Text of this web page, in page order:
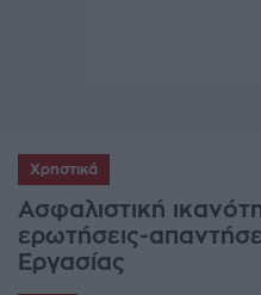
Χρηστικά
Ασφαλιστική
ερωτήσεις-
Εργασίας